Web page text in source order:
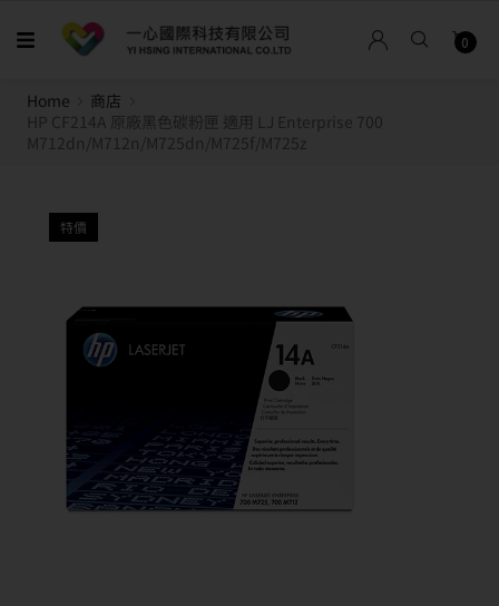
0
Home
商店
HP CF214A 原廠黑色碳粉匣 適用 LJ Enterprise 700
M712dn/M712n/M725dn/M725f/M725z
特價